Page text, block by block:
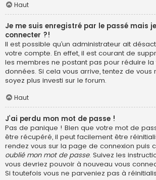
Haut
Je me suis enregistré par le passé mais
connecter ?!
Il est possible qu’un administrateur ait
votre compte. En effet, il est courant de
les membres ne postant pas pour réduire
données. Si cela vous arrive, tentez de
soyez plus investi sur le forum.
Haut
J’ai perdu mon mot de passe !
Pas de panique ! Bien que votre mot de
être récupéré, il peut facilement être
rendez vous sur la page de connexion puis
oublié mon mot de passe. Suivez les
vous devriez pouvoir à nouveau vous
Si toutefois vous ne parveniez pas à